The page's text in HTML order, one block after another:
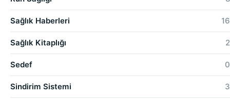
Sağlık Haberleri 16
Sağlık Kitaplığı 2
Sedef 0
Sindirim Sistemi 3